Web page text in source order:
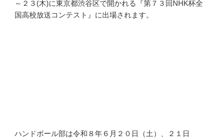
～２３(木)に東京都渋谷区で開かれる『第７３回NHK杯全
国高校放送コンテスト』に出場されます。
ハンドボール部は令和８年６月２０日（土）、２１日